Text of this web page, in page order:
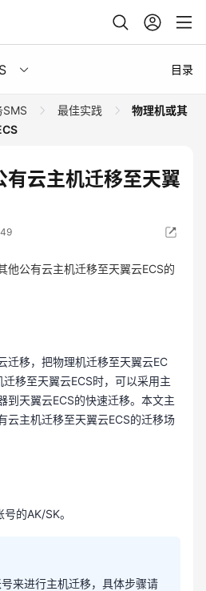
目录
SMS 最佳实践
物理机或其
有云主机迁移至天翼
他公有云主机迁移至天翼云ECS的
迁移，把物理机迁移至天翼云EC
移至天翼云ECS时，可以采用主
到天翼云ECS的快速迁移。本文主
云主机迁移至天翼云ECS的迁移场
的AK/SK。
来进行主机迁移，具体步骤请